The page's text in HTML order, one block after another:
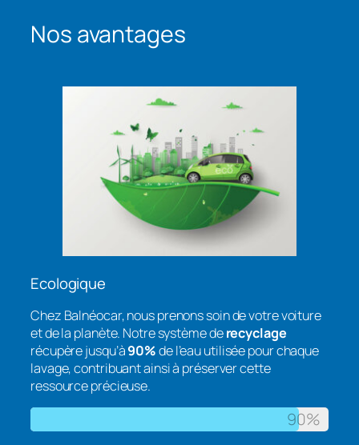
Nos avantages
Ecologique
Chez Balnéocar, nous prenons soin de votre voiture
et de la planète. Notre système derecyclage
récupère jusqu’à90%de l’eau utilisée pour chaque
lavage, contribuant ainsi à préserver cette
ressource précieuse.
90%